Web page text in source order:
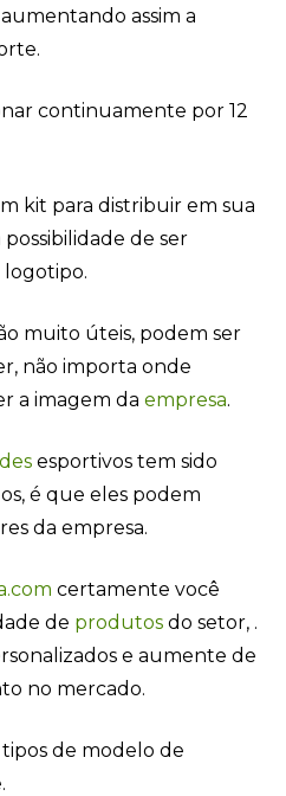
assim a
continuamente por 12
kit para distribuir em sua
de ser
logotipo.
muito úteis, podem ser
não importa onde
a imagem daempresa.
esportivos tem sido
é que eles podem
da empresa.
certamente você
de produtos do setor, .
e aumente de
no mercado.
de modelo de